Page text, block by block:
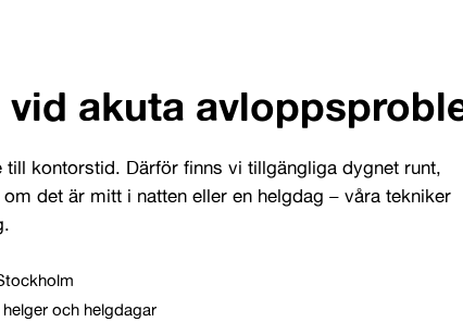
akuta
kontorstid. Därför finns vi tillgängliga dygnet runt,
det är mitt i natten eller en helgdag – våra tekniker
och helgdagar